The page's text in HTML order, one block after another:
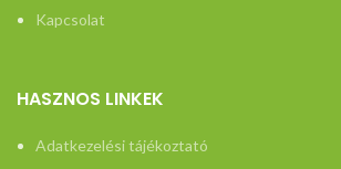
Kapcsolat
HASZNOS LINKEK
Adatkezelési tájékoztató